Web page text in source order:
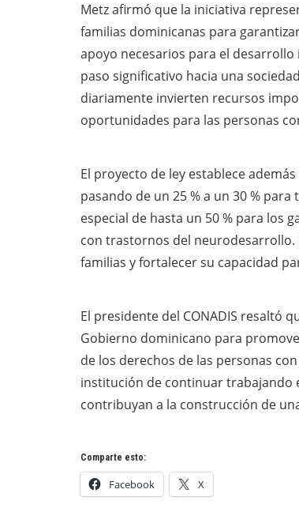
Metz afirmó que la iniciativa
familias dominicanas para
apoyo necesarios para el
paso significativo hacia una
diariamente invierten recursos
oportunidades para las personas
El proyecto de ley establece
pasando de un 25 % a un 30 %
especial de hasta un 50 % para los
con trastornos del neurodesarrollo.
familias y fortalecer su capacidad
El presidente del CONADIS resaltó
Gobierno dominicano para
de los derechos de las personas
institución de continuar trabajando
contribuyan a la construcción de
Comparte esto:
Facebook X